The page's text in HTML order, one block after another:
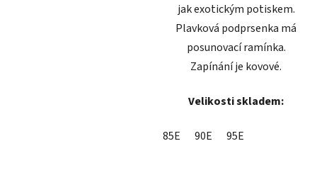
jak exotickým potiskem.
Plavková podprsenka má
posunovací ramínka.
Zapínání je kovové.
Velikosti skladem:
85E 90E 95E